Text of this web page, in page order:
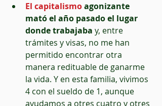
El capitalismo agonizante
mató el año pasado el lugar
donde trabajaba y, entre
trámites y visas, no me han
permitido encontrar otra
manera redituable de ganarme
la vida. Y en esta familia, vivimos
4 con el sueldo de 1, aunque
ayudamos a otres cuatro y otres